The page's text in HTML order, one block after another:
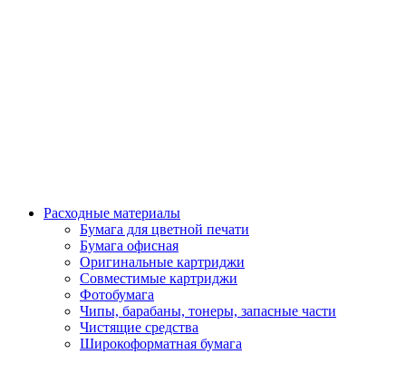
Расходные материалы
Бумага для цветной печати
Бумага офисная
Оригинальные картриджи
Совместимые картриджи
Фотобумага
Чипы, барабаны, тонеры, запасные части
Чистящие средства
Широкоформатная бумага